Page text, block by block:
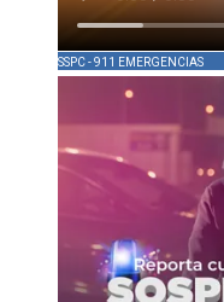
SSPC - 911 EMERGENCIAS